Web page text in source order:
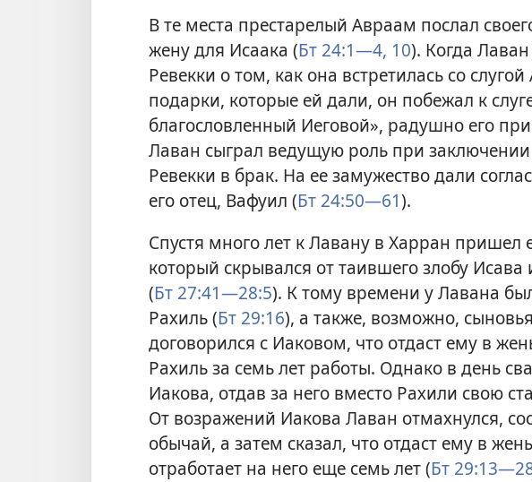
В те места престарелый Авраам послал
жену для Исаака (Бт 24:1—4, 10). Когда
Ревекки о том, как она встретилась со
подарки, которые ей дали, он побежал к
благословленный Иеговой», радушно его
Лаван сыграл ведущую роль при заключении
Ревекки в брак. На ее замужество дали
его отец, Вафуил (Бт 24:50—61).
Спустя много лет к Лавану в Харран пришел
который скрывался от таившего злобу Исава
(Бт 27:41—28:5). К тому времени у Лавана
Рахиль (Бт 29:16), а также, возможно,
договорился с Иаковом, что отдаст ему в
Рахиль за семь лет работы. Однако в день
Иакова, отдав за него вместо Рахили свою
От возражений Иакова Лаван отмахнулся,
обычай, а затем сказал, что отдаст ему в
отработает на него еще семь лет (Бт